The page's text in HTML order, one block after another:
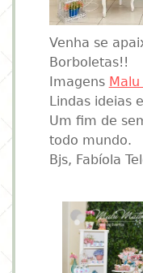
Venha se
Borboletas!!
Imagens
Lindas ideias
Um fim de
todo mundo.
Bjs, Fabíola